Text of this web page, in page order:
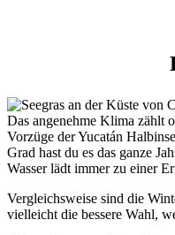
Das angenehme Klima zählt
Vorzüge der Yucatán
Grad hast du es das ganze
Wasser lädt immer zu einer
Vergleichsweise sind die
vielleicht die bessere Wahl,